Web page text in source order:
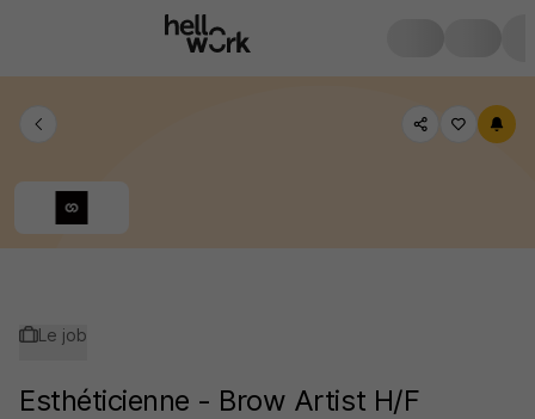
Le job
Esthéticienne - Brow Artist H/F